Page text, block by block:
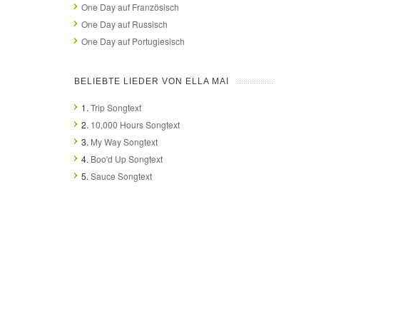
One Day auf Französisch
One Day auf Russisch
One Day auf Portugiesisch
BELIEBTE LIEDER VON ELLA MAI
1. Trip Songtext
2. 10,000 Hours Songtext
3. My Way Songtext
4. Boo'd Up Songtext
5. Sauce Songtext